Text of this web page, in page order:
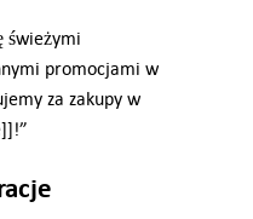
świeżymi
promocjami w
za zakupy w